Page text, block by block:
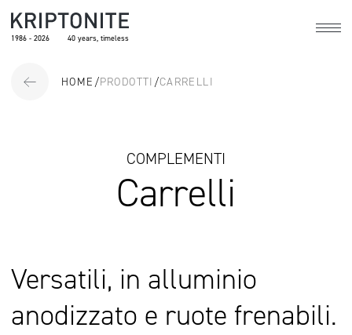
1986 - 2026 40 years, timeless
HOME /PRODOTTI /CARRELLI
COMPLEMENTI
Carrelli
Versatili, in alluminio
anodizzato e ruote frenabili.